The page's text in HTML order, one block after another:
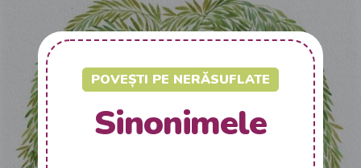
POVEȘTI PE NERĂSUFLATE
Sinonimele